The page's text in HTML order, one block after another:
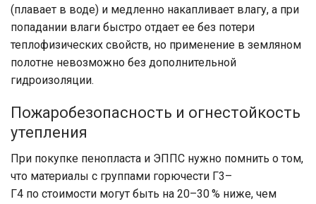
(плавает в воде) и медленно накапливает влагу, а при
попадании влаги быстро отдает ее без потери
теплофизических свойств, но применение в земляном
полотне невозможно без дополнительной
гидроизоляции.
Пожаробезопасность и огнестойкость
утепления
При покупке пенопласта и ЭППС нужно помнить о том,
что материалы с группами горючести Г3–
Г4 по стоимости могут быть на 20–30 % ниже, чем